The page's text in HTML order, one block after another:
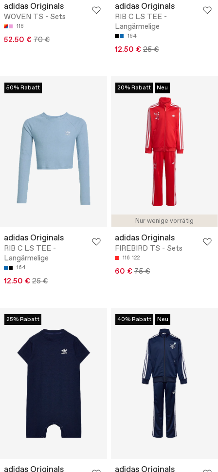
adidas Originals
WOVEN TS - Sets
116
52.50 € 70 €
adidas Originals
RIB C LS TEE -
Langärmelige
164
12.50 € 25 €
50% Rabatt
adidas Originals
RIB C LS TEE -
Langärmelige
164
12.50 € 25 €
Nur wenige vorrätig
20% Rabatt Neu
adidas Originals
FIREBIRD TS - Sets
116 122
60 € 75 €
25% Rabatt 40% Rabatt Neu